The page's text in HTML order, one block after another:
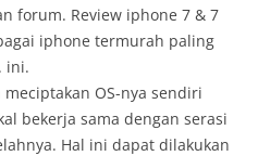
forum. Review iphone 7 & 7
iphone termurah paling
ini.
OS-nya sendiri
bekerja sama dengan serasi
Hal ini dapat dilakukan